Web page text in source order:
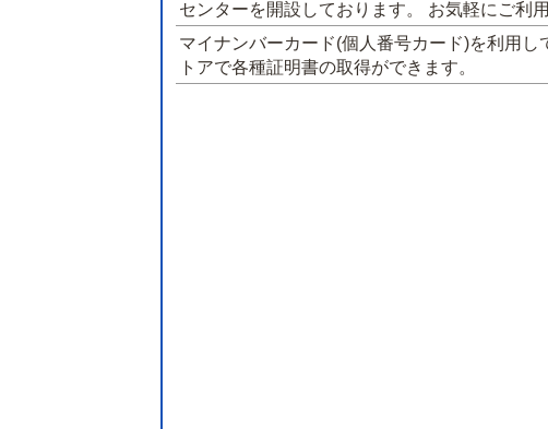
センターを開設しております。 お気軽にご利用
マイナンバーカード(個人番号カード)を利用し
トアで各種証明書の取得ができます。